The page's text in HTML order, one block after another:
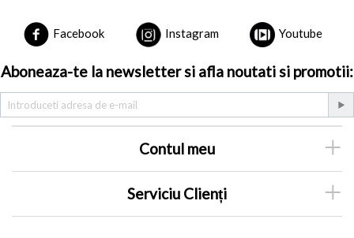
Facebook Instagram Youtube
Aboneaza-te la newsletter si afla noutati si promotii:
Contul meu
Serviciu Clienți